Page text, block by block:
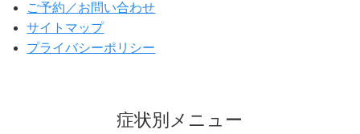
ご予約／お問い合わせ
サイトマップ
プライバシーポリシー
症状別メニュー